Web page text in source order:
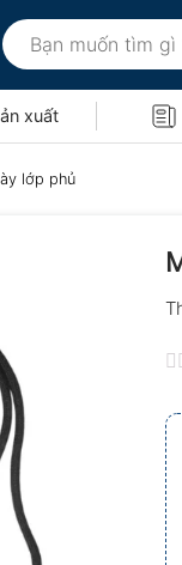
Tìm
kiếm:
xuất
lớp phủ
0.0
5
sao